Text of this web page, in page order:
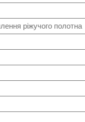
ріжучого полотна